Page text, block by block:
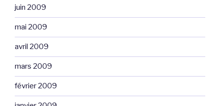
juin 2009
mai 2009
avril 2009
mars 2009
février 2009